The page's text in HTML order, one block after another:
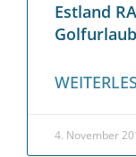
Estland
Golfurlaub
4. November